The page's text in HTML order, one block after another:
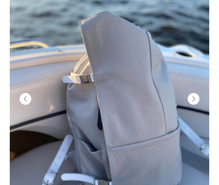
прочитать
(4 отзыва)
Доставка по России
БЕСПЛАТНО